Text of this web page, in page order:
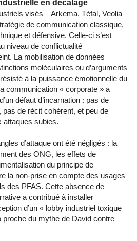
en décalage
visés – Arkema, Téfal, Veolia –
de communication classique,
et défensive. Celle-ci s’est
niveau de conflictualité
La mobilisation de données
moléculaires ou d’arguments
à la puissance émotionnelle du
communication « corporate » a
défaut d’incarnation : pas de
pas de récit cohérent, et peu de
attaques subies.
d’attaque ont été négligés : la
des ONG, les effets de
du principe de
la non-prise en compte des usages
des PFAS. Cette absence de
a contribué à installer
d’un « lobby industriel toxique
proche du mythe de David contre